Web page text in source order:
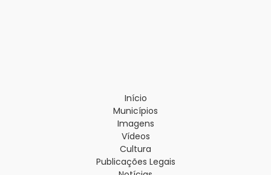
Início
Municípios
Imagens
Vídeos
Cultura
Publicações Legais